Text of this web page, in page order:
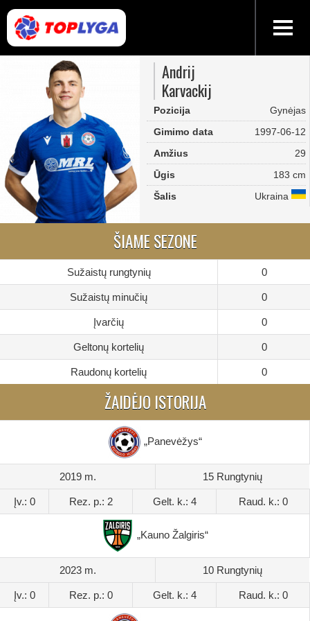
Andrij
Karvackij
Pozicija
Gynėjas
Gimimo data
1997-06-12
Amžius
29
Ūgis
183 cm
Šalis
Ukraina
ŠIAME SEZONE
Sužaistų rungtynių 0
Sužaistų minučių 0
Įvarčių 0
Geltonų kortelių 0
Raudonų kortelių 0
ŽAIDĖJO ISTORIJA
„Panevėžys“
2019 m. 15 Rungtynių
Įv.: 0 Rez. p.: 2 Gelt. k.: 4 Raud. k.: 0
„Kauno Žalgiris“
2023 m. 10 Rungtynių
Įv.: 0 Rez. p.: 0 Gelt. k.: 4 Raud. k.: 0